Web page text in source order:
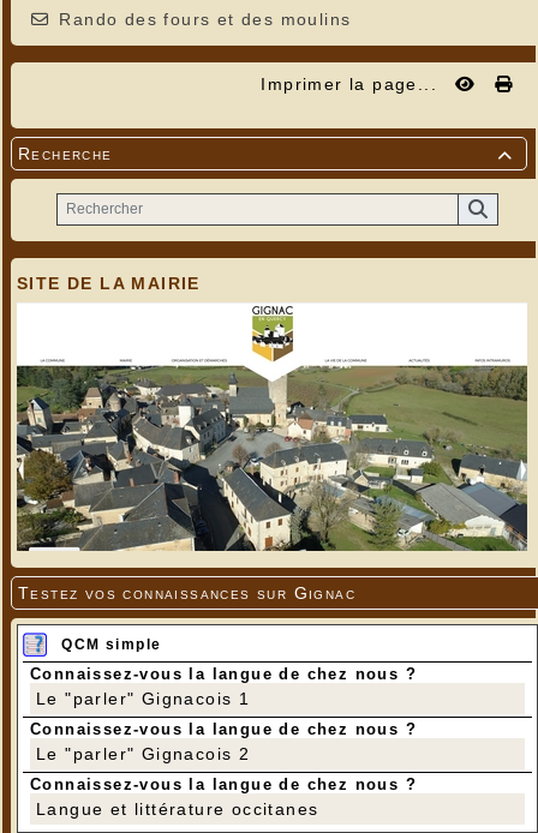
Rando des fours et des moulins
Imprimer la page...

Recherche
SITE DE LA MAIRIE
Testez vos connaissances sur Gignac
QCM simple
Connaissez-vous la langue de chez nous ?
Le "parler" Gignacois 1
Connaissez-vous la langue de chez nous ?
Le "parler" Gignacois 2
Connaissez-vous la langue de chez nous ?
Langue et littérature occitanes